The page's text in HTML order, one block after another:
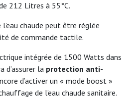
212 Litres à 55°C.
chaude peut être réglée
de commande tactile.
intégrée de 1500 Watts dans
d’assurer la protection anti-
d’activer un « mode boost »
de l’eau chaude sanitaire.